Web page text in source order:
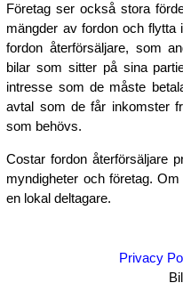
Företag ser också stora
mängder av fordon och flytta
fordon återförsäljare, som
bilar som sitter på sina
intresse som de måste
avtal som de får inkomster
som behövs.
Costar fordon återförsäljare
myndigheter och företag.
en lokal deltagare.
Privacy